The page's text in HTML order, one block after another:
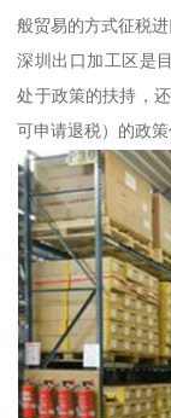
般贸易的方式征税进
深圳出口加工区是
处于政策的扶持，
可申请退税）的政策